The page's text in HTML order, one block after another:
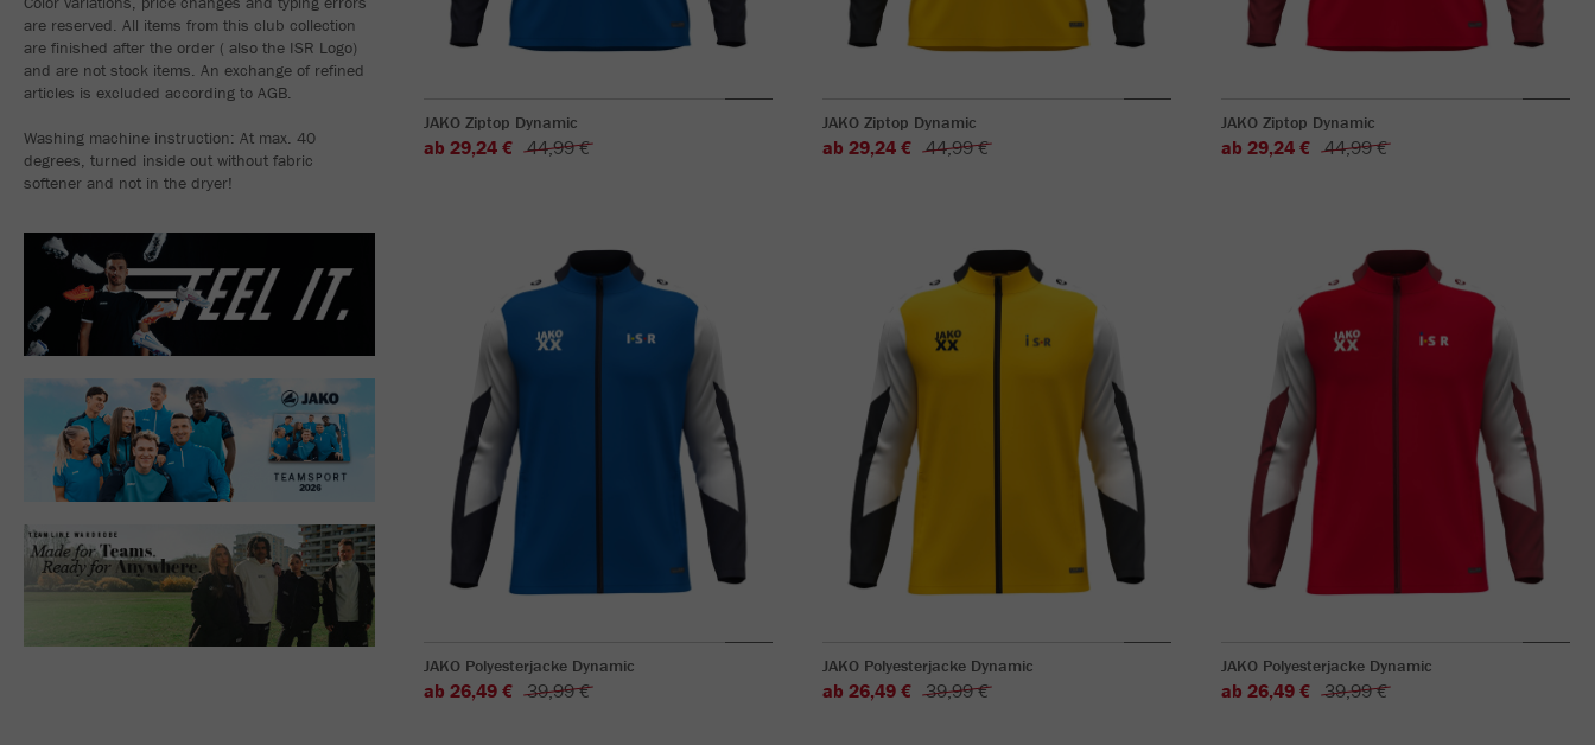
are reserved. All items from this club collection
are finished after the order ( also the ISR Logo)
and are not stock items. An exchange of refined
articles is excluded according to AGB.
Washing machine instruction: At max. 40
degrees, turned inside out without fabric
softener and not in the dryer!
JAKO Ziptop Dynamic
ab 29,24 € 44,99 €
JAKO Ziptop Dynamic
ab 29,24 € 44,99 €
JAKO Ziptop Dynamic
ab 29,24 € 44,99 €
JAKO Polyesterjacke Dynamic
ab 26,49 € 39,99 €
JAKO Polyesterjacke Dynamic
ab 26,49 € 39,99 €
JAKO Polyesterjacke Dynamic
ab 26,49 € 39,99 €